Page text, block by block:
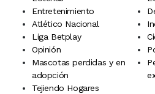
Entretenimiento
Atlético Nacional
Liga Betplay
Opinión
Mascotas perdidas y en
adopción
Tejiendo Hogares